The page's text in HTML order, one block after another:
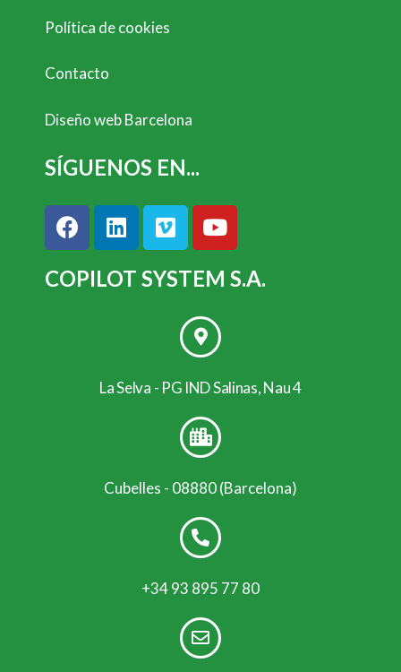
Política de cookies
Contacto
Diseño web Barcelona
SÍGUENOS EN...
COPILOT SYSTEM S.A.
La Selva - PG IND Salinas, Nau 4
Cubelles - 08880 (Barcelona)
+34 93 895 77 80